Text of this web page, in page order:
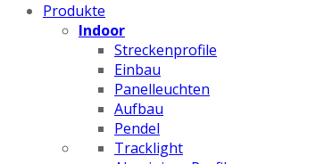
Produkte
Indoor
Streckenprofile
Einbau
Panelleuchten
Aufbau
Pendel
Tracklight